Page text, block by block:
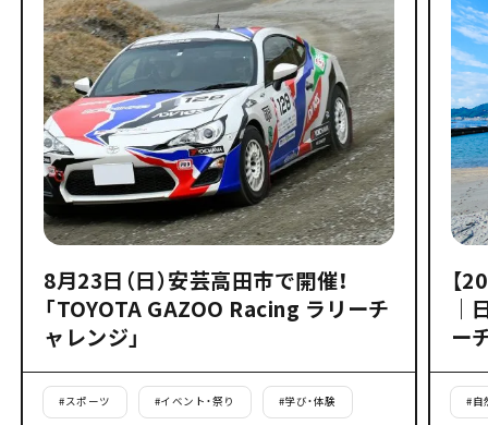
8月23日（日）安芸高田市で開催！
「TOYOTA GAZOO Racing ラリーチ
ャレンジ」
#スポーツ #イベント・祭り #学び・体験
【
｜
ー
#自